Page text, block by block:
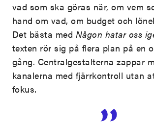
vad som ska göras när, om vem
hand om vad, om budget och
Det bästa med Någon hatar oss
texten rör sig på flera plan på en
gång. Centralgestalterna zappar
kanalerna med fjärrkontroll utan
fokus.